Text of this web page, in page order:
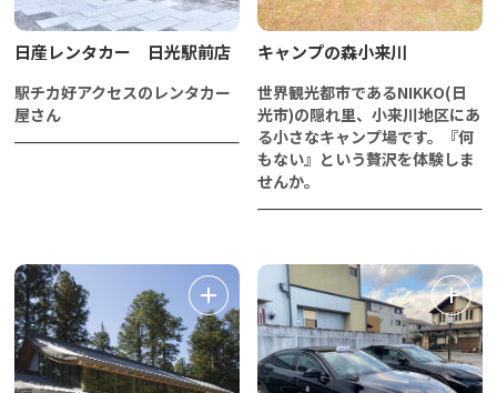
日産レンタカー 日光駅前店
駅チカ好アクセスのレンタカー
屋さん
キャンプの森小来川
世界観光都市であるNIKKO(日
光市)の隠れ里、小来川地区にあ
る小さなキャンプ場です。『何
もない』という贅沢を体験しま
せんか。